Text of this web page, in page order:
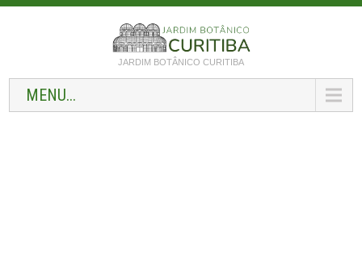
JARDIM BOTÂNICO CURITIBA
MENU...